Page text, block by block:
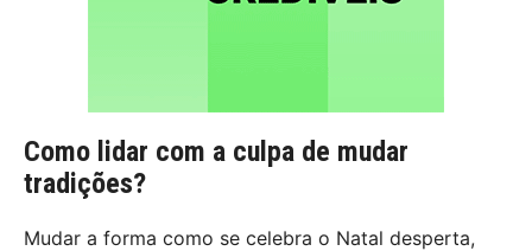
Como lidar com a culpa de mudar
tradições?
Mudar a forma como se celebra o Natal desperta,